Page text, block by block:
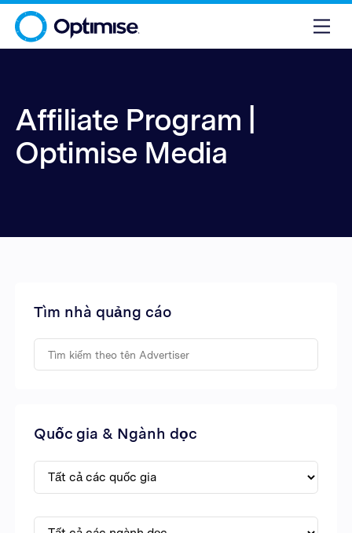
Affiliate Program |
Optimise Media
Tìm nhà quảng cáo
Quốc gia & Ngành dọc